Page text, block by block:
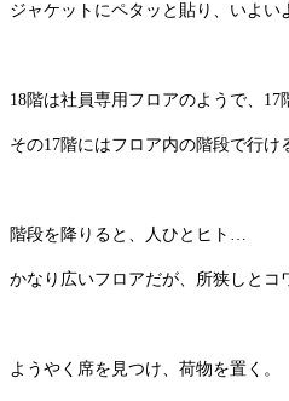
ジャケットにペタッと貼り、いよい
18階は社員専用フロアのようで、17
その17階にはフロア内の階段で行け
階段を降りると、人ひとヒト…
かなり広いフロアだが、所狭しとコ
ようやく席を見つけ、荷物を置く。